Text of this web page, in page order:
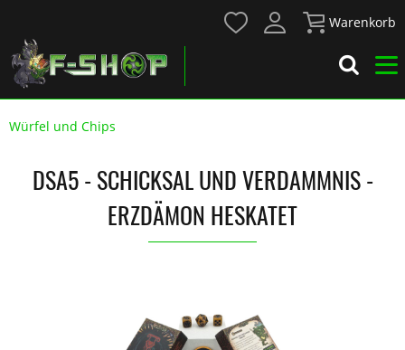
Warenkorb
Würfel und Chips
DSA5 - SCHICKSAL UND VERDAMMNIS -
ERZDÄMON HESKATET